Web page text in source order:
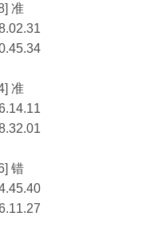
准
准
错